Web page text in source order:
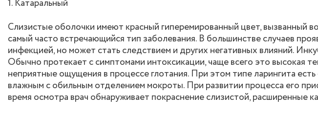
1. Катаральный
Слизистые оболочки имеют красный гиперемированный цвет, вызванный
самый часто встречающийся тип заболевания. В большинстве случаев
инфекцией, но может стать следствием и других негативных влияний.
Обычно протекает с симптомами интоксикации, чаще всего это высокая
неприятные ощущения в процессе глотания. При этом типе ларингита
влажным с обильным отделением мокроты. При развитии процесса его
время осмотра врач обнаруживает покраснение слизистой, расширенные